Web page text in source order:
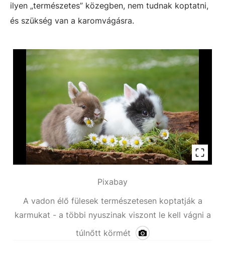
ilyen „természetes” közegben, nem tudnak koptatni,
és szükség van a karomvágásra.
Pixabay
A vadon élő fülesek természetesen koptatják a
karmukat - a többi nyuszinak viszont le kell vágni a
túlnőtt körmét